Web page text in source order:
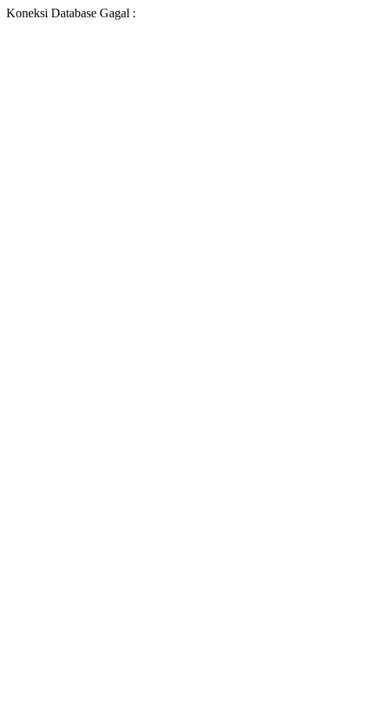
Koneksi Database Gagal :